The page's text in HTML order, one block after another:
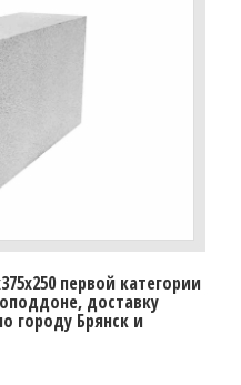
первой категории
доставку
городу Брянск и